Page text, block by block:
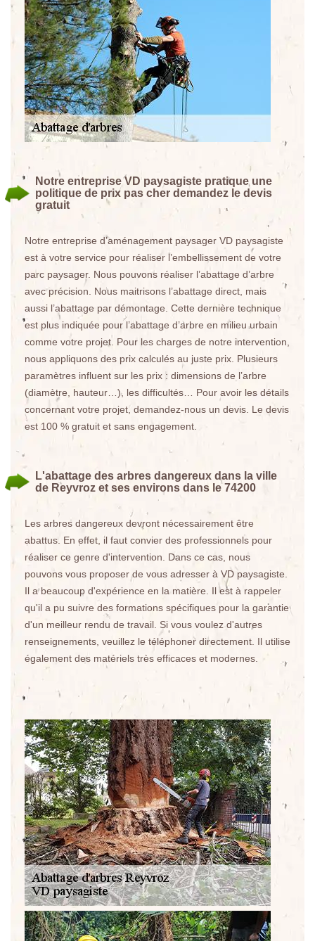
Notre entreprise VD paysagiste pratique une
politique de prix pas cher demandez le devis
gratuit
Notre entreprise d’aménagement paysager VD paysagiste
est à votre service pour réaliser l’embellissement de votre
parc paysager. Nous pouvons réaliser l’abattage d’arbre
avec précision. Nous maitrisons l’abattage direct, mais
aussi l’abattage par démontage. Cette dernière technique
est plus indiquée pour l’abattage d’arbre en milieu urbain
comme votre projet. Pour les charges de notre intervention,
nous appliquons des prix calculés au juste prix. Plusieurs
paramètres influent sur les prix : dimensions de l’arbre
(diamètre, hauteur…), les difficultés… Pour avoir les détails
concernant votre projet, demandez-nous un devis. Le devis
est 100 % gratuit et sans engagement.
L'abattage des arbres dangereux dans la ville
de Reyvroz et ses environs dans le 74200
Les arbres dangereux devront nécessairement être
abattus. En effet, il faut convier des professionnels pour
réaliser ce genre d'intervention. Dans ce cas, nous
pouvons vous proposer de vous adresser à VD paysagiste.
Il a beaucoup d'expérience en la matière. Il est à rappeler
qu'il a pu suivre des formations spécifiques pour la garantie
d'un meilleur rendu de travail. Si vous voulez d'autres
renseignements, veuillez le téléphoner directement. Il utilise
également des matériels très efficaces et modernes.